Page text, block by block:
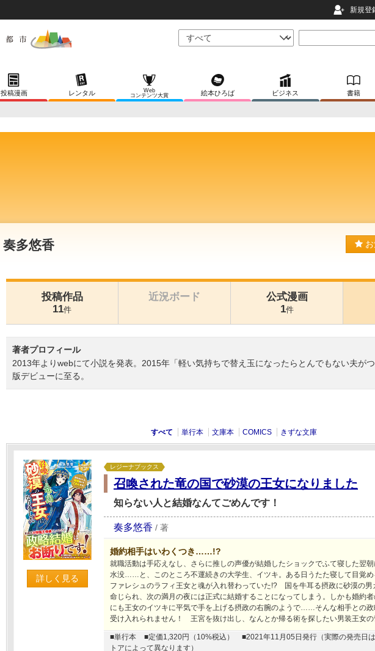
新規登
投稿漫画 レンタル
Web
コンテンツ大賞
絵本ひろば ビジネス 書籍
奏多悠香
投稿作品
11件
近況ボード
公式漫画
1件
著者プロフィール
2013年よりwebにて小説を発表。2015年「軽い気持ちで替え玉になったらとんでもない夫が
版デビューに至る。
すべて 単行本 文庫本 COMICS きずな文庫
詳しく見る
レジーナブックス
召喚された竜の国で砂漠の王女になりました
知らない人と結婚なんてごめんです！
奏多悠香 / 著
婚約相手はいわくつき……!?
就職活動は手応えなし、さらに推しの声優が結婚したショックでふて寝した翌
水没……と、このところ不運続きの大学生、イツキ。ある日うたた寝して目覚め
ファレシュのラフィ王女と魂が入れ替わっていた!? 国を牛耳る摂政に砂漠の男
命じられ、次の満月の夜には正式に結婚することになってしまう。しかも婚約
にも王女のイツキに平気で手を上げる摂政の右腕のようで……そんな相手との政
受け入れられません！ 王宮を抜け出し、なんとか帰る術を探したい男装王女の
■単行本 ■定価1,320円（10%税込）
■2021年11月05日発行（実際の発売日
トアによって異なります）